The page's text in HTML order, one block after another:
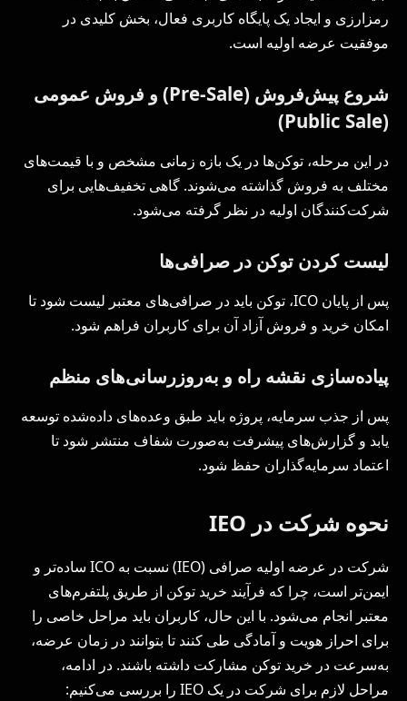
رمزارزی و ایجاد یک پایگاه کاربری فعال، بخش کلیدی در
موفقیت عرضه اولیه است.
شروع پیش‌فروش (Pre-Sale) و فروش عمومی
(
Public Sale
)
در این مرحله، توکن‌ها در یک بازه زمانی مشخص و با قیمت‌های
مختلف به فروش گذاشته می‌شوند. گاهی تخفیف‌هایی برای
شرکت‌کنندگان اولیه در نظر گرفته می‌شود.
لیست کردن توکن در صرافی‌ها
پس از پایان ICO، توکن باید در صرافی‌های معتبر لیست شود تا
امکان خرید و فروش آزاد آن برای کاربران فراهم شود.
پیاده‌سازی نقشه راه و به‌روزرسانی‌های منظم
پس از جذب سرمایه، پروژه باید طبق وعده‌های داده‌شده توسعه
یابد و گزارش‌های پیشرفت به‌صورت شفاف منتشر شود تا
اعتماد سرمایه‌گذاران حفظ شود.
نحوه شرکت در IEO
شرکت در عرضه اولیه صرافی (IEO) نسبت به ICO ساده‌تر و
ایمن‌تر است، چرا که فرآیند خرید توکن از طریق پلتفرم‌های
معتبر انجام می‌شود. با این حال، کاربران باید مراحل خاصی را
برای احراز هویت و آمادگی طی کنند تا بتوانند در زمان عرضه،
به‌سرعت در خرید توکن مشارکت داشته باشند. در ادامه،
مراحل لازم برای شرکت در یک IEO را بررسی می‌کنیم: